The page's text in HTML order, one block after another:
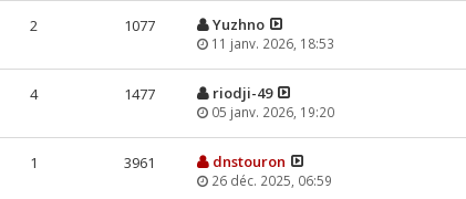
2 1077 Yuzhno
11 janv. 2026, 18:53
4 1477 riodji-49
05 janv. 2026, 19:20
1 3961 dnstouron
26 déc. 2025, 06:59